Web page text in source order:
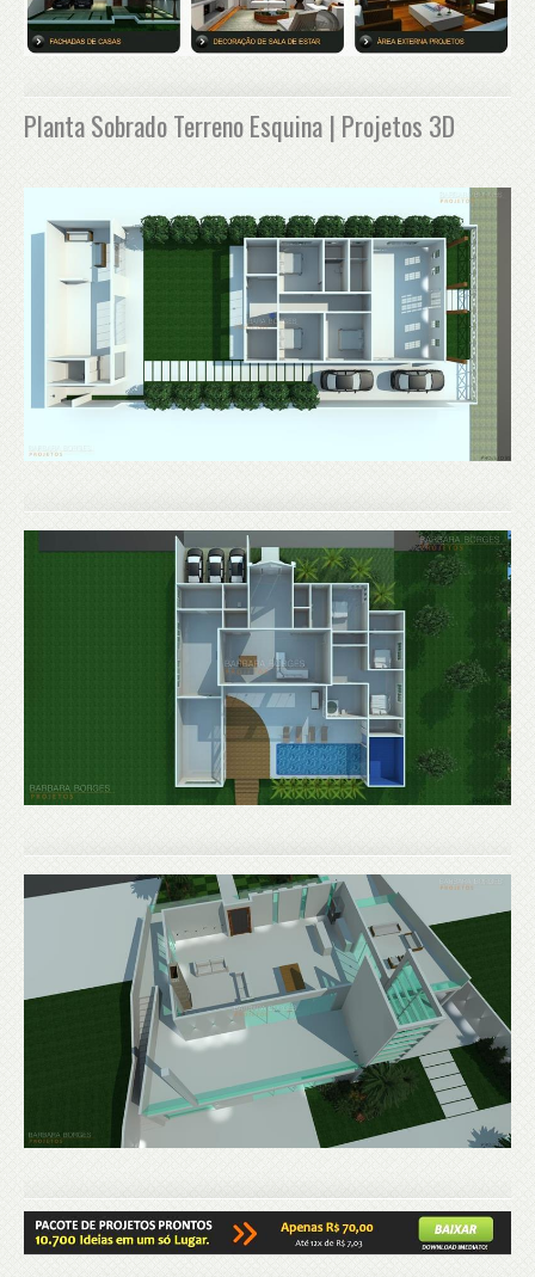
Planta Sobrado Terreno Esquina | Projetos 3D